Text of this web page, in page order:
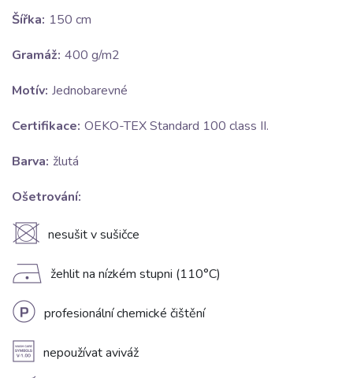
Šířka: 150 cm
Gramáž: 400 g/m2
Motív: Jednobarevné
Certifikace: OEKO-TEX Standard 100 class II.
Barva: žlutá
Ošetrování:
U nesušit v sušičce
D žehlit na nízkém stupni (110°C)
L profesionální chemické čištění
A nepoužívat aviváž